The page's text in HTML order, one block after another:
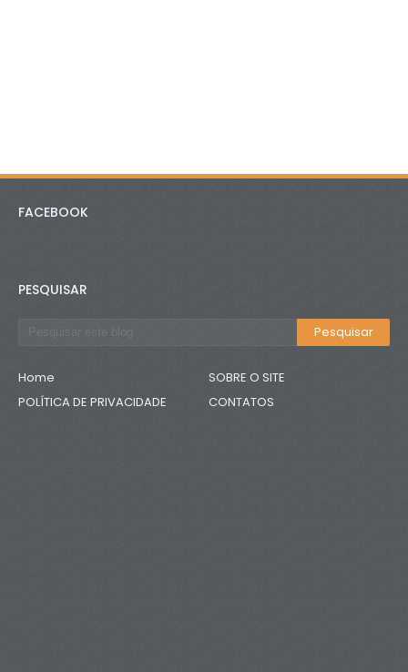
FACEBOOK
PESQUISAR
Home
SOBRE O SITE
POLÍTICA DE PRIVACIDADE
CONTATOS